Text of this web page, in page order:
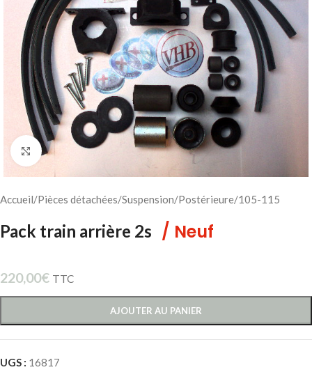
Cliquez pour agrandir
Accueil/Pièces détachées/Suspension/Postérieure/105-115
Pack train arrière 2s / Neuf
220,00€ TTC
AJOUTER AU PANIER
UGS : 16817